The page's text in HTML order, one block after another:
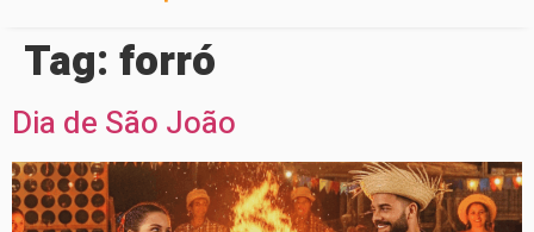
Tag: forró
Dia de São João